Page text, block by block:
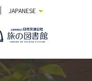
JAPANESE